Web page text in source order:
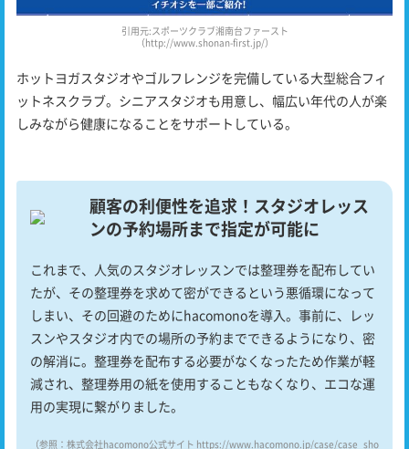
引用元:スポーツクラブ湘南台ファースト
（http://www.shonan-first.jp/）
ホットヨガスタジオやゴルフレンジを完備している大型総合フィ
ットネスクラブ。シニアスタジオも用意し、幅広い年代の人が楽
しみながら健康になることをサポートしている。
顧客の利便性を追求！スタジオレッス
ンの予約場所まで指定が可能に
これまで、人気のスタジオレッスンでは整理券を配布してい
たが、その整理券を求めて密ができるという悪循環になって
しまい、その回避のためにhacomonoを導入。事前に、レッ
スンやスタジオ内での場所の予約までできるようになり、密
の解消に。整理券を配布する必要がなくなったため作業が軽
減され、整理券用の紙を使用することもなくなり、エコな運
用の実現に繋がりました。
（参照：株式会社hacomono公式サイト https://www.hacomono.jp/case/